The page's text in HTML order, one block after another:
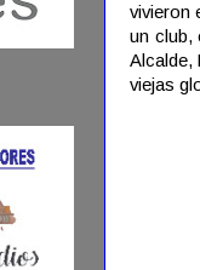
vivieron
un club,
Alcalde,
viejas